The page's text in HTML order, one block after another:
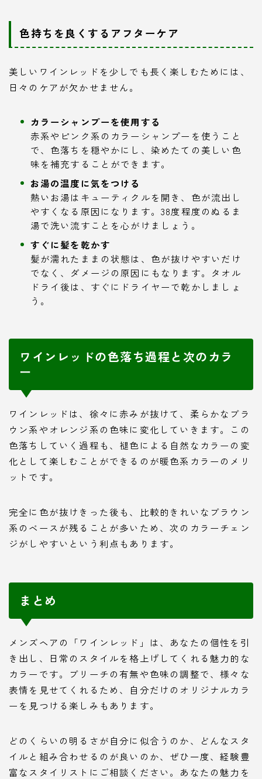
色持ちを良くするアフターケア
美しいワインレッドを少しでも長く楽しむためには、
日々のケアが欠かせません。
カラーシャンプーを使用する
赤系やピンク系のカラーシャンプーを使うこと
で、色落ちを穏やかにし、染めたての美しい色
味を補充することができます。
お湯の温度に気をつける
熱いお湯はキューティクルを開き、色が流出し
やすくなる原因になります。38度程度のぬるま
湯で洗い流すことを心がけましょう。
すぐに髪を乾かす
髪が濡れたままの状態は、色が抜けやすいだけ
でなく、ダメージの原因にもなります。タオル
ドライ後は、すぐにドライヤーで乾かしましょ
う。
ワインレッドの色落ち過程と次のカラ
ー
ワインレッドは、徐々に赤みが抜けて、柔らかなブラ
ウン系やオレンジ系の色味に変化していきます。この
色落ちしていく過程も、褪色による自然なカラーの変
化として楽しむことができるのが暖色系カラーのメリ
ットです。
完全に色が抜けきった後も、比較的きれいなブラウン
系のベースが残ることが多いため、次のカラーチェン
ジがしやすいという利点もあります。
まとめ
メンズヘアの「ワインレッド」は、あなたの個性を引
き出し、日常のスタイルを格上げしてくれる魅力的な
カラーです。ブリーチの有無や色味の調整で、様々な
表情を見せてくれるため、自分だけのオリジナルカラ
ーを見つける楽しみもあります。
どのくらいの明るさが自分に似合うのか、どんなスタ
イルと組み合わせるのが良いのか、ぜひ一度、経験豊
富なスタイリストにご相談ください。あなたの魅力を